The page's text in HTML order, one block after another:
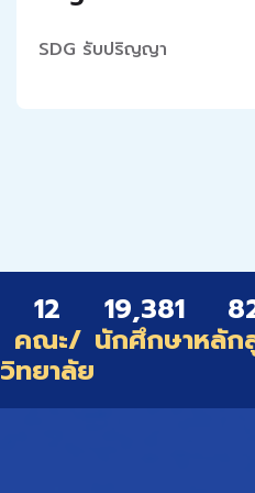
SDG รับปริญญา
12
คณะ/
วิทยาลัย
19,381
นักศึกษาหลัก